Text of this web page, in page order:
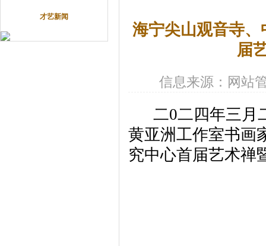
才艺新闻
海宁尖山观音寺
届
信息来源：网站
二0二四年三月
黄亚洲工作室书画
究中心首届艺术禅